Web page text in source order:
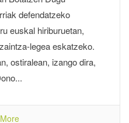
defendatzeko
euskal hiriburuetan,
legea eskatzeko.
ostiralean, izango dira,